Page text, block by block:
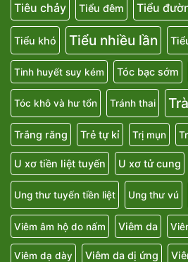
Tiêu chảy Tiểu đêm Tiểu
Tiểu khó Tiểu nhiều lần
Tinh huyết suy kém Tóc bạc sớm
Tóc khô và hư tổn Tránh thai
Trắng răng Trẻ tự kỉ Trị mụn
U xơ tiền liệt tuyến U xơ tử cung
Ung thư tuyến tiền liệt Ung thư vú
Viêm âm hộ do nấm Viêm da
Viêm dạ dày Viêm da dị ứng